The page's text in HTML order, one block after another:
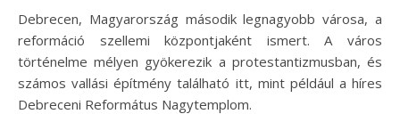
Debrecen, Magyarország második legnagyobb városa, a
reformáció szellemi központjaként ismert. A város
történelme mélyen gyökerezik a protestantizmusban, és
számos vallási építmény található itt, mint például a híres
Debreceni Református Nagytemplom.